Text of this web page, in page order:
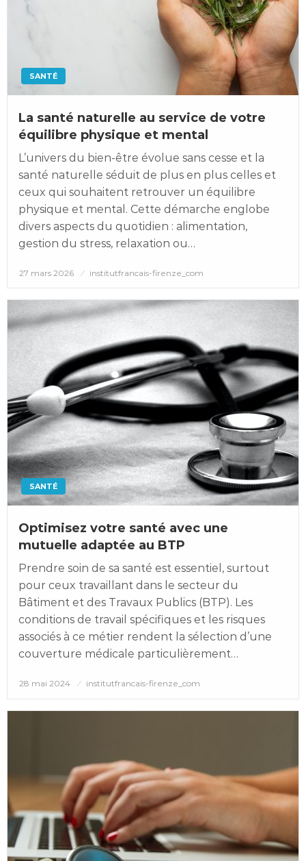
SANTÉ
La santé naturelle au service de votre
équilibre physique et mental
L’univers du bien-être évolue sans cesse et la
santé naturelle séduit de plus en plus celles et
ceux qui souhaitent retrouver un équilibre
physique et mental. Cette démarche englobe
divers aspects du quotidien : alimentation,
gestion du stress, relaxation ou…
Posted
27 mars 2026 institutfrancais-firenze_com
SANTÉ
Optimisez votre santé avec une
mutuelle adaptée au BTP
Prendre soin de sa santé est essentiel, surtout
pour ceux travaillant dans le secteur du
Bâtiment et des Travaux Publics (BTP). Les
conditions de travail spécifiques et les risques
associés à ce métier rendent la sélection d’une
couverture médicale particulièrement…
Posted
28 mai 2024 institutfrancais-firenze_com